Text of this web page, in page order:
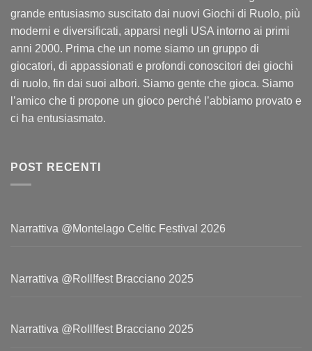
grande entusiasmo suscitato dai nuovi Giochi di Ruolo, più
moderni e diversificati, apparsi negli USA intorno ai primi
anni 2000. Prima che un nome siamo un gruppo di
giocatori, di appassionati e profondi conoscitori dei giochi
di ruolo, fin dai suoi albori. Siamo gente che gioca. Siamo
l’amico che ti propone un gioco perché l’abbiamo provato e
ci ha entusiasmato.
POST RECENTI
Narrattiva @Montelago Celtic Festival 2026
Narrattiva @Roll!fest Bracciano 2025
Narrattiva @Roll!fest Bracciano 2025